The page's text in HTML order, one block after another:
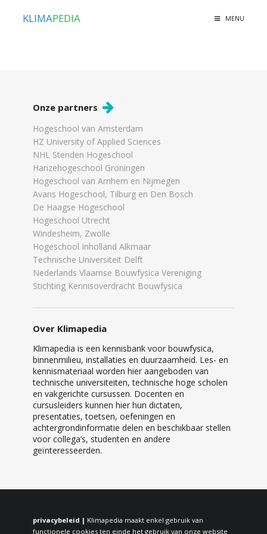
KLIMAPEDIA MENU
Onze partners
Hogeschool van Amsterdam
HZ University of Applied Sciences
NHL Stenden Hogeschool
Hanzehogeschool Groningen
Hogeschool van Arnhem en Nijmegen
Avans Hogeschool, Tilburg en Den Bosch
De Haagse Hogeschool
Hogeschool Utrecht
Windesheim, Zwolle
Hogeschool Inholland Alkmaar
Technische Universiteit Delft
Nederlands Vlaamse Bouwfysica Vereniging
Stichting Kennisoverdracht Bouwfysica
Over Klimapedia
Klimapedia is een kennisbank voor bouwfysica,
binnenmilieu, installaties en duurzaamheid. Les- en
kennismateriaal worden hier aangeboden van
technische universiteiten, technische hoge scholen
en vakgerichte cursussen. Docenten en
cursusleiders kunnen hier hun dictaten,
presentaties, toetsen, oefeningen en
achtergrondinformatie delen en beschikbaar stellen
voor collega’s, studenten en andere
geïnteresseerden.
privacybeleid | Klimapedia maakt enkel gebruik van
functionele cookies ten einde het gebruik van onze website